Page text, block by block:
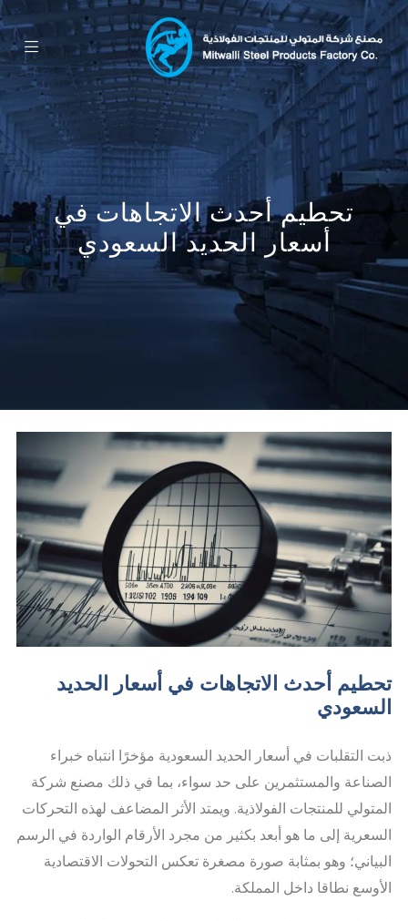
تحطيم أحدث الاتجاهات في
أسعار الحديد السعودي
تحطيم أحدث الاتجاهات في أسعار الحديد
السعودي
ذبت التقلبات في أسعار الحديد السعودية مؤخرًا انتباه خبراء
الصناعة والمستثمرين على حد سواء، بما في ذلك مصنع شركة
المتولي للمنتجات الفولاذية. ويمتد الأثر المضاعف لهذه التحركات
السعرية إلى ما هو أبعد بكثير من مجرد الأرقام الواردة في الرسم
البياني؛ وهو بمثابة صورة مصغرة تعكس التحولات الاقتصادية
الأوسع نطاقا داخل المملكة.